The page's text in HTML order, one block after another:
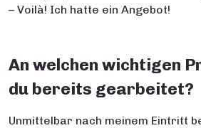
– Voilà! Ich hatte ein Angebot!
An welchen wichtigen
du bereits gearbeitet?
Unmittelbar nach meinem Eintritt